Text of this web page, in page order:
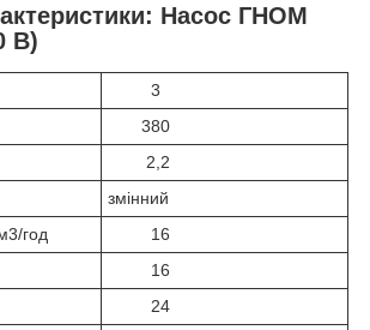
Насос ГНОМ
В)
3
380
2,2
змінний
год
16
16
24